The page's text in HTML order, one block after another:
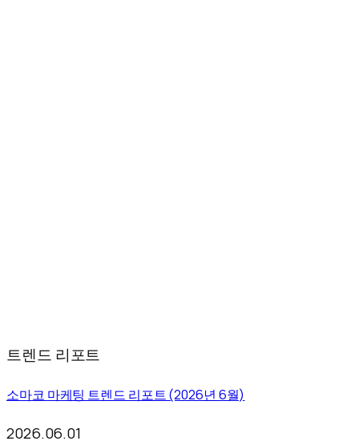
트렌드 리포트
소마코 마케팅 트렌드 리포트 (2026년 6월)
2026.06.01